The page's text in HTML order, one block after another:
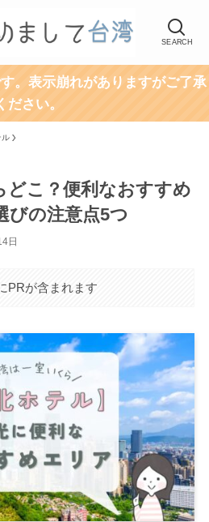
SEARCH
。表示崩れがありますがご了承
ださい。
ル
どこ？便利なおすすめ
びの注意点5つ
日
PRが含まれます